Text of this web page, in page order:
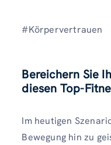
#Körpervertrauen
Bereichern Sie
diesen Top-
Im heutigen
Bewegung hin zu